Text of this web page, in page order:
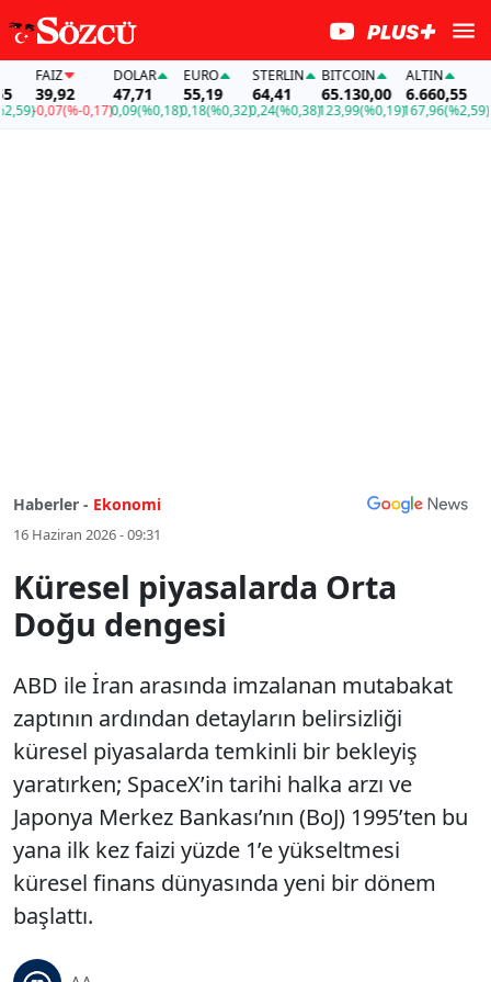
39,92
(%-0,17)
DOLAR
47,71
0,09(%0,18)
EURO
55,19
0,18(%0,32)
STERLIN
64,41
0,24(%0,38)
BITCOIN
65.130,00
123,99(%0,19)
ALTIN
6.660,55
167,96(%2,59)
FAİZ
-0,07
Haberler - Ekonomi
16 Haziran 2026 - 09:31
Küresel piyasalarda Orta
Doğu dengesi
ABD ile İran arasında imzalanan mutabakat
zaptının ardından detayların belirsizliği
küresel piyasalarda temkinli bir bekleyiş
yaratırken; SpaceX’in tarihi halka arzı ve
Japonya Merkez Bankası’nın (BoJ) 1995’ten bu
yana ilk kez faizi yüzde 1’e yükseltmesi
küresel finans dünyasında yeni bir dönem
başlattı.